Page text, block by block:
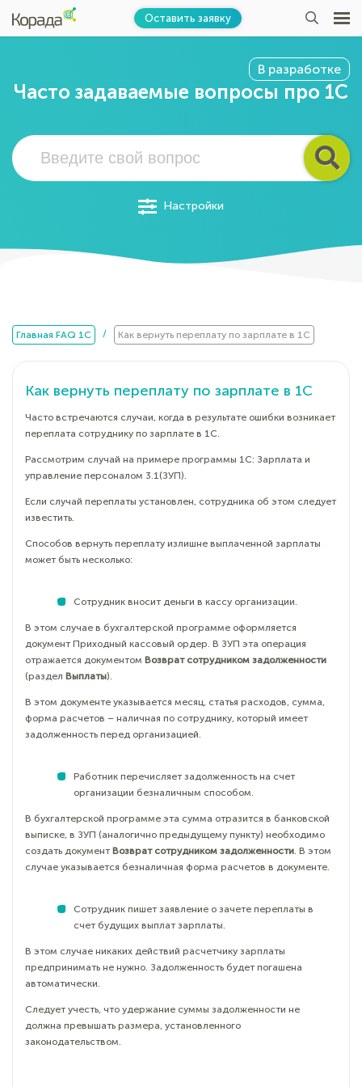
Оставить заявку
Часто задаваемые вопросы про 1С
В разработке
Настройки
Главная FAQ 1C / Как вернуть переплату по зарплате в 1С
Как вернуть переплату по зарплате в 1С
Часто встречаются случаи, когда в результате ошибки возникает
переплата сотруднику по зарплате в 1С.
Рассмотрим случай на примере программы 1С: Зарплата и
управление персоналом 3.1(ЗУП).
Если случай переплаты установлен, сотрудника об этом следует
известить.
Способов вернуть переплату излишне выплаченной зарплаты
может быть несколько:
Сотрудник вносит деньги в кассу организации.
В этом случае в бухгалтерской программе оформляется
документ Приходный кассовый ордер. В ЗУП эта операция
отражается документом Возврат сотрудником задолженности
(раздел Выплаты).
В этом документе указывается месяц, статья расходов, сумма,
форма расчетов – наличная по сотруднику, который имеет
задолженность перед организацией.
Работник перечисляет задолженность на счет
организации безналичным способом.
В бухгалтерской программе эта сумма отразится в банковской
выписке, в ЗУП (аналогично предыдущему пункту) необходимо
создать документ Возврат сотрудником задолженности. В этом
случае указывается безналичная форма расчетов в документе.
Сотрудник пишет заявление о зачете переплаты в
счет будущих выплат зарплаты.
В этом случае никаких действий расчетчику зарплаты
предпринимать не нужно. Задолженность будет погашена
автоматически.
Следует учесть, что удержание суммы задолженности не
должна превышать размера, установленного
законодательством.